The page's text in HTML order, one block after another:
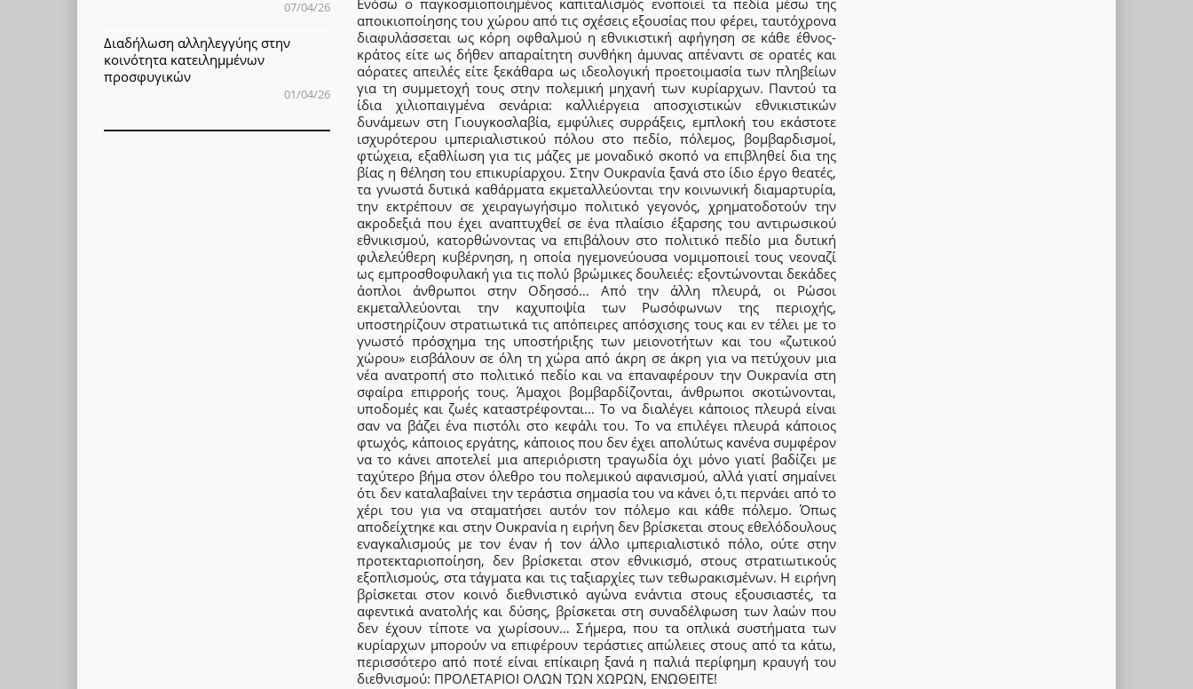
Ενόσω ο παγκοσμιοποιημένος καπιταλισμός ενοποιεί τα πεδία μέσω της
αποικιοποίησης του χώρου από τις σχέσεις εξουσίας που φέρει, ταυτόχρονα
διαφυλάσσεται ως κόρη οφθαλμού η εθνικιστική αφήγηση σε κάθε έθνος-
κράτος είτε ως δήθεν απαραίτητη συνθήκη άμυνας απέναντι σε ορατές και
αόρατες απειλές είτε ξεκάθαρα ως ιδεολογική προετοιμασία των πληβείων
για τη συμμετοχή τους στην πολεμική μηχανή των κυρίαρχων. Παντού τα
ίδια χιλιοπαιγμένα σενάρια: καλλιέργεια αποσχιστικών εθνικιστικών
δυνάμεων στη Γιουγκοσλαβία, εμφύλιες συρράξεις, εμπλοκή του εκάστοτε
ισχυρότερου ιμπεριαλιστικού πόλου στο πεδίο, πόλεμος, βομβαρδισμοί,
φτώχεια, εξαθλίωση για τις μάζες με μοναδικό σκοπό να επιβληθεί δια της
βίας η θέληση του επικυρίαρχου. Στην Ουκρανία ξανά στο ίδιο έργο θεατές,
τα γνωστά δυτικά καθάρματα εκμεταλλεύονται την κοινωνική διαμαρτυρία,
την εκτρέπουν σε χειραγωγήσιμο πολιτικό γεγονός, χρηματοδοτούν την
ακροδεξιά που έχει αναπτυχθεί σε ένα πλαίσιο έξαρσης του αντιρωσικού
εθνικισμού, κατορθώνοντας να επιβάλουν στο πολιτικό πεδίο μια δυτική
φιλελεύθερη κυβέρνηση, η οποία ηγεμονεύουσα νομιμοποιεί τους νεοναζί
ως εμπροσθοφυλακή για τις πολύ βρώμικες δουλειές: εξοντώνονται δεκάδες
άοπλοι άνθρωποι στην Οδησσό… Από την άλλη πλευρά, οι Ρώσοι
εκμεταλλεύονται την καχυποψία των Ρωσόφωνων της περιοχής,
υποστηρίζουν στρατιωτικά τις απόπειρες απόσχισης τους και εν τέλει με το
γνωστό πρόσχημα της υποστήριξης των μειονοτήτων και του «ζωτικού
χώρου» εισβάλουν σε όλη τη χώρα από άκρη σε άκρη για να πετύχουν μια
νέα ανατροπή στο πολιτικό πεδίο και να επαναφέρουν την Ουκρανία στη
σφαίρα επιρροής τους. Άμαχοι βομβαρδίζονται, άνθρωποι σκοτώνονται,
υποδομές και ζωές καταστρέφονται… Το να διαλέγει κάποιος πλευρά είναι
σαν να βάζει ένα πιστόλι στο κεφάλι του. Το να επιλέγει πλευρά κάποιος
φτωχός, κάποιος εργάτης, κάποιος που δεν έχει απολύτως κανένα συμφέρον
να το κάνει αποτελεί μια απεριόριστη τραγωδία όχι μόνο γιατί βαδίζει με
ταχύτερο βήμα στον όλεθρο του πολεμικού αφανισμού, αλλά γιατί σημαίνει
ότι δεν καταλαβαίνει την τεράστια σημασία του να κάνει ό,τι περνάει από το
χέρι του για να σταματήσει αυτόν τον πόλεμο και κάθε πόλεμο. Όπως
αποδείχτηκε και στην Ουκρανία η ειρήνη δεν βρίσκεται στους εθελόδουλους
εναγκαλισμούς με τον έναν ή τον άλλο ιμπεριαλιστικό πόλο, ούτε στην
προτεκταριοποίηση, δεν βρίσκεται στον εθνικισμό, στους στρατιωτικούς
εξοπλισμούς, στα τάγματα και τις ταξιαρχίες των τεθωρακισμένων. Η ειρήνη
βρίσκεται στον κοινό διεθνιστικό αγώνα ενάντια στους εξουσιαστές, τα
αφεντικά ανατολής και δύσης, βρίσκεται στη συναδέλφωση των λαών που
δεν έχουν τίποτε να χωρίσουν… Σήμερα, που τα οπλικά συστήματα των
κυρίαρχων μπορούν να επιφέρουν τεράστιες απώλειες στους από τα κάτω,
περισσότερο από ποτέ είναι επίκαιρη ξανά η παλιά περίφημη κραυγή του
διεθνισμού: ΠΡΟΛΕΤΑΡΙΟΙ ΟΛΩΝ ΤΩΝ ΧΩΡΩΝ, ΕΝΩΘΕΙΤΕ!
07/04/26
Διαδήλωση αλληλεγγύης στην
κοινότητα κατειλημμένων
προσφυγικών
01/04/26